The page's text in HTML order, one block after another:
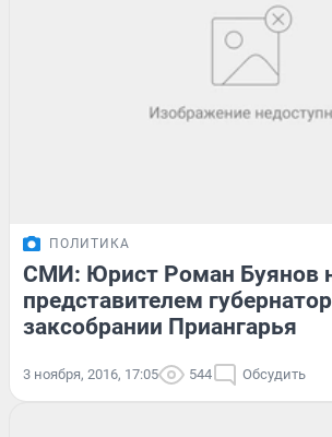
ПОЛИТИКА
СМИ: Юрист Роман Буянов
представителем
заксобрании Приангарья
3 ноября, 2016, 17:05 544 Обсудить